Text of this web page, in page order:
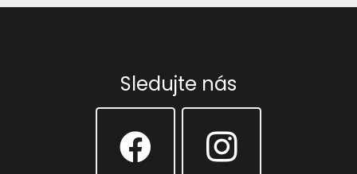
Sledujte nás